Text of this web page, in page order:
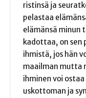
ristinsä ja
pelastaa
elämänsä minun
kadottaa, on sen
ihmistä, jos hän
maailman mutta
ihminen voi
uskottoman ja